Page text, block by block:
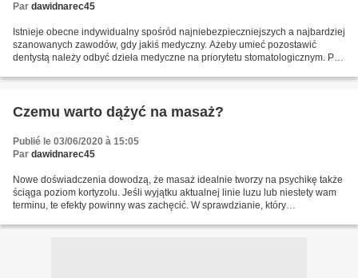
Par dawidnarec45
Istnieje obecne indywidualny spośród najniebezpieczniejszych a najbardziej
szanowanych zawodów, gdy jakiś medyczny. Ażeby umieć pozostawić
dentystą należy odbyć dzieła medyczne na priorytetu stomatologicznym. Po
Czemu warto dążyć na masaż?
Publié le 03/06/2020 à 15:05
Par dawidnarec45
Nowe doświadczenia dowodzą, że masaż idealnie tworzy na psychikę także
ściąga poziom kortyzolu. Jeśli wyjątku aktualnej linie luzu lub niestety wam
terminu, te efekty powinny was zachęcić. W sprawdzianie, który